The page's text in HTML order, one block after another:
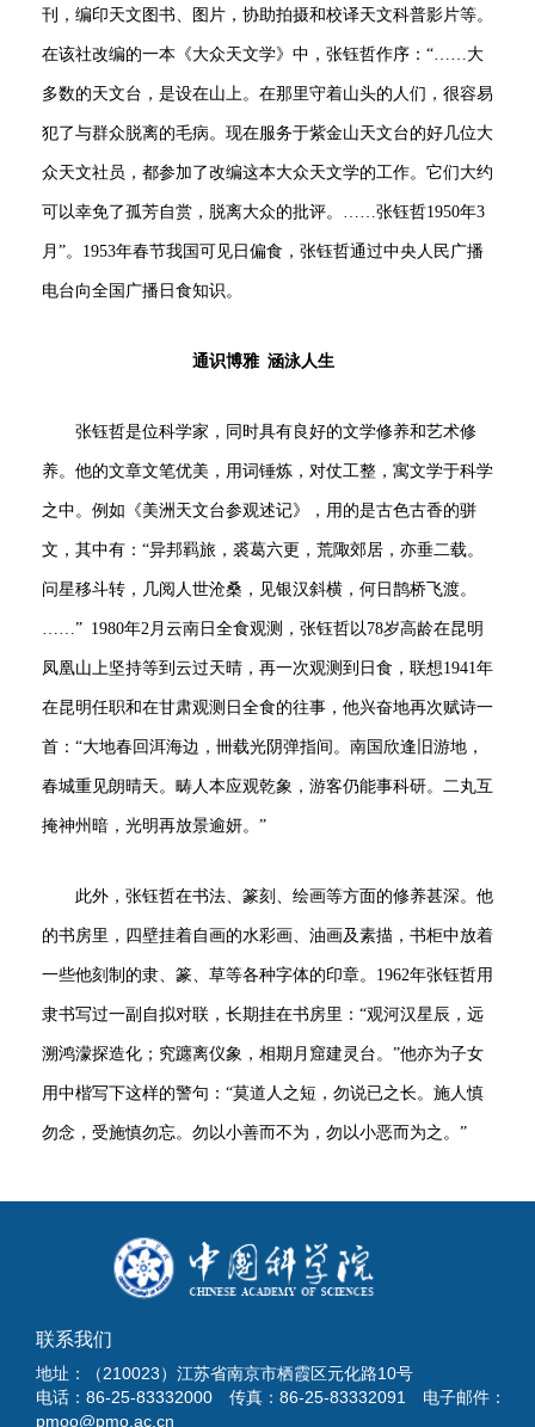
刊，编印天文图书、图片，协助拍摄和校译天文科普影片等。
在该社改编的一本《大众天文学》中，张钰哲作序：“……大
多数的天文台，是设在山上。在那里守着山头的人们，很容易
犯了与群众脱离的毛病。现在服务于紫金山天文台的好几位大
众天文社员，都参加了改编这本大众天文学的工作。它们大约
可以幸免了孤芳自赏，脱离大众的批评。……张钰哲1950年3
月”。1953年春节我国可见日偏食，张钰哲通过中央人民广播
电台向全国广播日食知识。
通识博雅 涵泳人生
张钰哲是位科学家，同时具有良好的文学修养和艺术修
养。他的文章文笔优美，用词锤炼，对仗工整，寓文学于科学
之中。例如《美洲天文台参观述记》，用的是古色古香的骈
文，其中有：“异邦羁旅，裘葛六更，荒陬郊居，亦垂二载。
问星移斗转，几阅人世沧桑，见银汉斜横，何日鹊桥飞渡。
……” 1980年2月云南日全食观测，张钰哲以78岁高龄在昆明
凤凰山上坚持等到云过天晴，再一次观测到日食，联想1941年
在昆明任职和在甘肃观测日全食的往事，他兴奋地再次赋诗一
首：“大地春回洱海边，卌载光阴弹指间。南国欣逢旧游地，
春城重见朗晴天。畴人本应观乾象，游客仍能事科研。二丸互
掩神州暗，光明再放景逾妍。”
此外，张钰哲在书法、篆刻、绘画等方面的修养甚深。他
的书房里，四壁挂着自画的水彩画、油画及素描，书柜中放着
一些他刻制的隶、篆、草等各种字体的印章。1962年张钰哲用
隶书写过一副自拟对联，长期挂在书房里：“观河汉星辰，远
溯鸿濛探造化；究躔离仪象，相期月窟建灵台。”他亦为子女
用中楷写下这样的警句：“莫道人之短，勿说已之长。施人慎
勿念，受施慎勿忘。勿以小善而不为，勿以小恶而为之。”
联系我们
地址：（210023）江苏省南京市栖霞区元化路10号
电话：86-25-83332000 传真：86-25-83332091 电子邮件：
pmoo@pmo.ac.cn